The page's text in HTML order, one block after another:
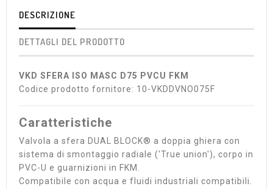
DESCRIZIONE
DETTAGLI DEL PRODOTTO
VKD SFERA ISO MASC D75 PVCU FKM
Codice prodotto fornitore: 10-VKDDVNO075F
Caratteristiche
Valvola a sfera DUAL BLOCK® a doppia ghiera con
sistema di smontaggio radiale ('True union'), corpo in
PVC-U e guarnizioni in FKM.
Compatibile con acqua e fluidi industriali compatibili.